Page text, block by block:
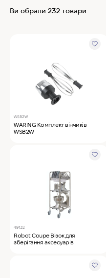
MyChef
IRINOX
Robot Coupe
Samaref
Rational
Ви обрали 232 товари
WSB2W
WARING Комплект вінчиків
WSB2W
49132
Robot Coupe Візок для
зберігання аксесуарів